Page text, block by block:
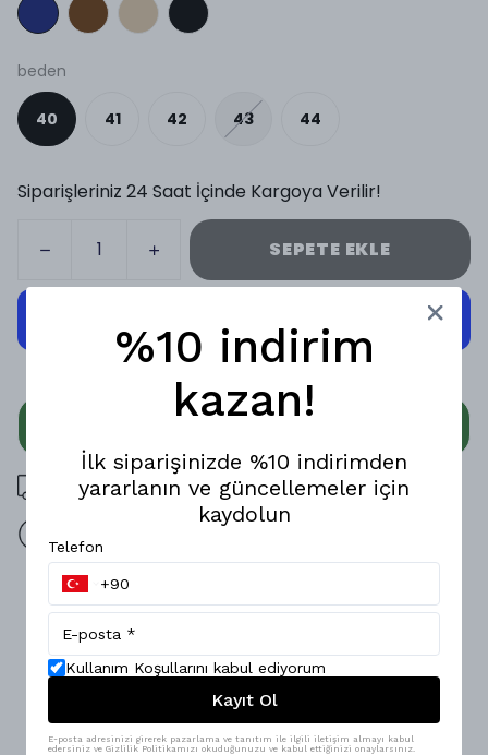
beden
40 41 42 43 44
Siparişleriniz 24 Saat İçinde Kargoya Verilir!
SEPETE EKLE
3000 TL üzeri ücretsiz kargo
Ürün Açıklaması
El işçiliğiyle üretilen Oslo, klasik moc toe detaylarını modern
sneaker konforuyla buluşturan premium bir casual
ayakkabıdır.; Hakiki süet deri dış yüzeyi, hakiki dana derisi iç
astarı ve hafızalı tabanı sayesinde gün boyu üstün konfor
sunar.; Hafif EVA tabanı ve rahat kalıbıyla günlük kullanım
için tasarlanan Oslo, smart casual ve günlük kombinlerin
vazgeçilmez tamamlayıcısıdır.;
%10 indirim
kazan!
İlk siparişinizde %10 indirimden
yararlanın ve güncellemeler için
kaydolun
Telefon
Kullanım Koşullarını kabul ediyorum
Kayıt Ol
E-posta adresinizi girerek pazarlama ve tanıtım ile ilgili iletişim almayı kabul
edersiniz ve Gizlilik Politikamızı okuduğunuzu ve kabul ettiğinizi onaylarsınız.